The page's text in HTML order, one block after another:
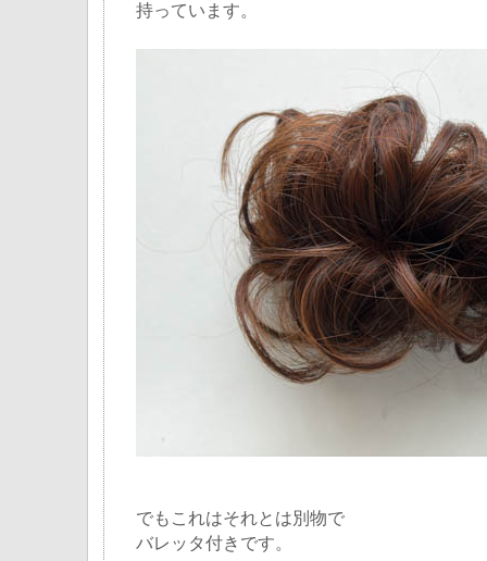
持っています。
でもこれはそれとは別物で
バレッタ付きです。